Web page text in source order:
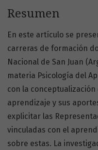
Resumen
En este artículo se
carreras de formación
Nacional de San Juan
materia Psicología del
con la
aprendizaje y sus
explicitar las
vinculadas con el
sobre estas. La